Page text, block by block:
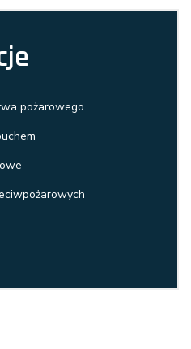
pożarowego